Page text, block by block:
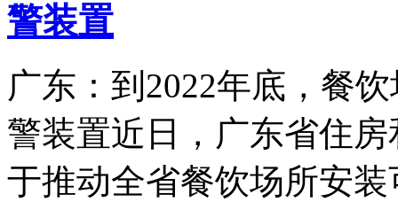
警装置
广东：到2022年底，餐
警装置近日，广东省住
于推动全省餐饮场所安